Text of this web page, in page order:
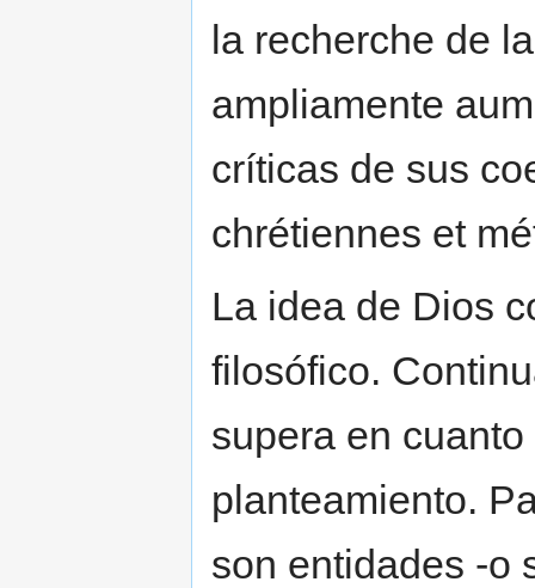
la recherche de
ampliamente
críticas de sus
chrétiennes et
La idea de Dios
filosófico.
supera en
planteamiento.
son entidades -o